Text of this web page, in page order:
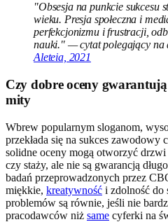
"Obsesja na punkcie sukcesu
wieku. Presja społeczna i
perfekcjonizmu i frustracji,
nauki." — cytat polegający na
Aleteia, 2021
Czy dobre oceny
mity
Wbrew popularnym sloganom,
przekłada się na sukces
solidne oceny mogą otworzyć
czy staży, ale nie są gwarancją
badań przeprowadzonych przez
miękkie, kreatywność i zdolność do
problemów są równie, jeśli nie
pracodawców niż same cyferki na